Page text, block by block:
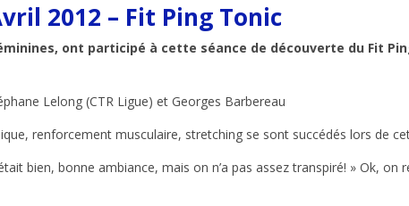
2012 – Fit Ping Tonic
ont participé à cette séance de découverte du Fit
Lelong (CTR Ligue) et Georges Barbereau
renforcement musculaire, stretching se sont succédés lors de
bien, bonne ambiance, mais on n’a pas assez transpiré! » Ok, on